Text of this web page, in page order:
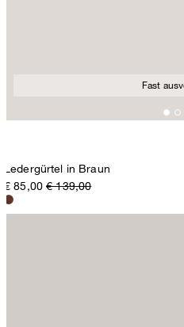
Fast
Ledergürtel in Braun
€ 85,00 € 139,00